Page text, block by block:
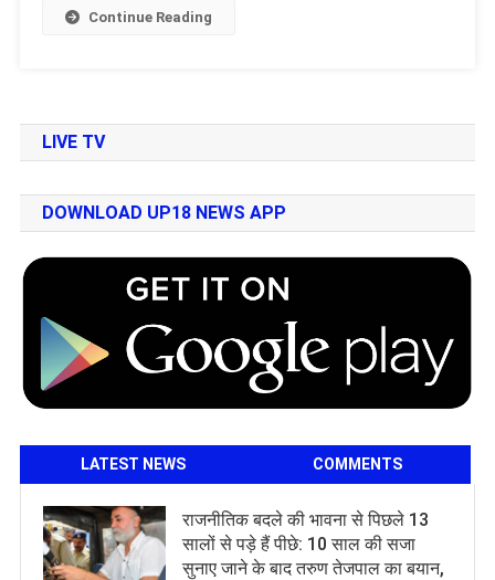
Continue Reading
LIVE TV
DOWNLOAD UP18 NEWS APP
LATEST NEWS COMMENTS
राजनीतिक बदले की भावना से पिछले 13
सालों से पड़े हैं पीछे: 10 साल की सजा
सुनाए जाने के बाद तरुण तेजपाल का बयान,